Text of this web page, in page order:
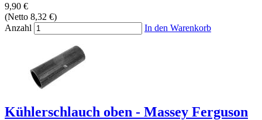
9,90 €
(Netto 8,32 €)
Anzahl
In den Warenkorb
Kühlerschlauch oben - Massey Ferguson